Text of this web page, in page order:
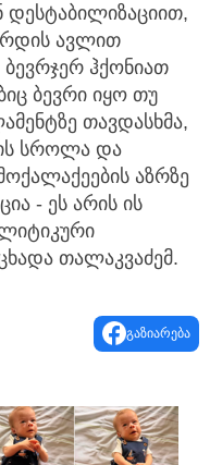
დესტაბილიზაციით,
ავლით
ჰქონიათ
ბევრი იყო თუ
თავდასხმა,
სროლა და
აზრზე
- ეს არის ის
თალაკვაძემ.
გაზიარება